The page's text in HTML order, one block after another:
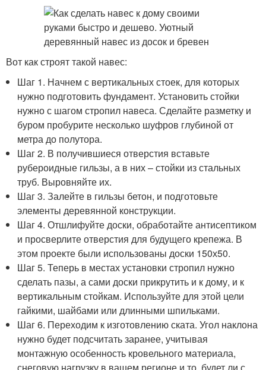
Вот как строят такой навес:
Шаг 1. Начнем с вертикальных стоек, для которых
нужно подготовить фундамент. Установить стойки
нужно с шагом стропил навеса. Сделайте разметку и
буром пробурите несколько шуфров глубиной от
метра до полутора.
Шаг 2. В получившиеся отверстия вставьте
рубероидные гильзы, а в них – стойки из стальных
труб. Выровняйте их.
Шаг 3. Залейте в гильзы бетон, и подготовьте
элементы деревянной конструкции.
Шаг 4. Отшлифуйте доски, обработайте антисептиком
и просверлите отверстия для будущего крепежа. В
этом проекте были использованы доски 150х50.
Шаг 5. Теперь в местах установки стропил нужно
сделать пазы, а сами доски прикрутить и к дому, и к
вертикальным стойкам. Используйте для этой цели
гайкими, шайбами или длинными шпильками.
Шаг 6. Переходим к изготовлению ската. Угол наклона
нужно будет подсчитать заранее, учитывая
монтажную особенность кровельного материала,